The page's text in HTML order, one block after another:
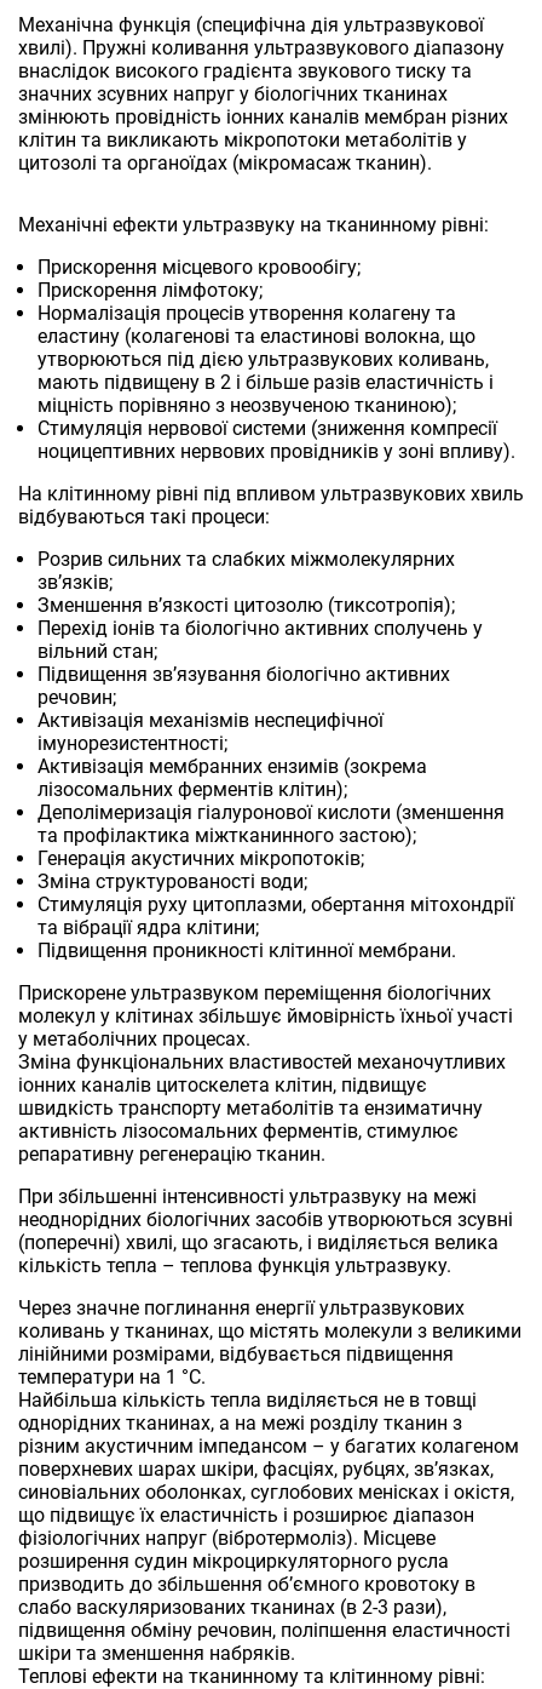
Механічна функція (специфічна дія ультразвукової
хвилі). Пружні коливання ультразвукового діапазону
внаслідок високого градієнта звукового тиску та
значних зсувних напруг у біологічних тканинах
змінюють провідність іонних каналів мембран різних
клітин та викликають мікропотоки метаболітів у
цитозолі та органоїдах (мікромасаж тканин).
Механічні ефекти ультразвуку на тканинному рівні:
Прискорення місцевого кровообігу;
Прискорення лімфотоку;
Нормалізація процесів утворення колагену та
еластину (колагенові та еластинові волокна, що
утворюються під дією ультразвукових коливань,
мають підвищену в 2 і більше разів еластичність і
міцність порівняно з неозвученою тканиною);
Стимуляція нервової системи (зниження компресії
ноцицептивних нервових провідників у зоні впливу).
На клітинному рівні під впливом ультразвукових хвиль
відбуваються такі процеси:
Розрив сильних та слабких міжмолекулярних
звʼязків;
Зменшення вʼязкості цитозолю (тиксотропія);
Перехід іонів та біологічно активних сполучень у
вільний стан;
Підвищення звʼязування біологічно активних
речовин;
Активізація механізмів неспецифічної
імунорезистентності;
Активізація мембранних ензимів (зокрема
лізосомальних ферментів клітин);
Деполімеризація гіалуронової кислоти (зменшення
та профілактика міжтканинного застою);
Генерація акустичних мікропотоків;
Зміна структурованості води;
Стимуляція руху цитоплазми, обертання мітохондрії
та вібрації ядра клітини;
Підвищення проникності клітинної мембрани.
Прискорене ультразвуком переміщення біологічних
молекул у клітинах збільшує ймовірність їхньої участі
у метаболічних процесах.
Зміна функціональних властивостей механочутливих
іонних каналів цитоскелета клітин, підвищує
швидкість транспорту метаболітів та ензиматичну
активність лізосомальних ферментів, стимулює
репаративну регенерацію тканин.
При збільшенні інтенсивності ультразвуку на межі
неоднорідних біологічних засобів утворюються зсувні
(поперечні) хвилі, що згасають, і виділяється велика
кількість тепла – теплова функція ультразвуку.
Через значне поглинання енергії ультразвукових
коливань у тканинах, що містять молекули з великими
лінійними розмірами, відбувається підвищення
температури на 1 °C.
Найбільша кількість тепла виділяється не в товщі
однорідних тканинах, а на межі розділу тканин з
різним акустичним імпедансом – у багатих колагеном
поверхневих шарах шкіри, фасціях, рубцях, звʼязках,
синовіальних оболонках, суглобових менісках і окістя,
що підвищує їх еластичність і розширює діапазон
фізіологічних напруг (вібротермоліз). Місцеве
розширення судин мікроциркуляторного русла
призводить до збільшення обʼємного кровотоку в
слабо васкуляризованих тканинах (в 2-3 рази),
підвищення обміну речовин, поліпшення еластичності
шкіри та зменшення набряків.
Теплові ефекти на тканинному та клітинному рівні: